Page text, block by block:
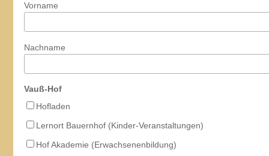
Vorname
Nachname
Vauß-Hof
Hofladen
Lernort Bauernhof (Kinder-Veranstaltungen)
Hof Akademie (Erwachsenenbildung)